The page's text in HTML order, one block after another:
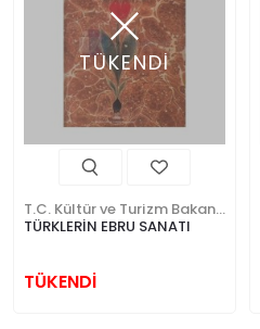
TÜKENDİ
TÜRKLERİN EBRU SANATI
TÜKENDİ